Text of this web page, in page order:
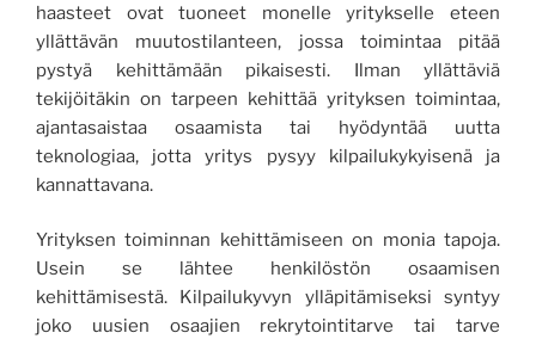
haasteet ovat tuoneet monelle yritykselle eteen
yllättävän muutostilanteen, jossa toimintaa pitää
pystyä kehittämään pikaisesti. Ilman yllättäviä
tekijöitäkin on tarpeen kehittää yrityksen toimintaa,
ajantasaistaa osaamista tai hyödyntää uutta
teknologiaa, jotta yritys pysyy kilpailukykyisenä ja
kannattavana.
Yrityksen toiminnan kehittämiseen on monia tapoja.
Usein se lähtee henkilöstön osaamisen
kehittämisestä. Kilpailukyvyn ylläpitämiseksi syntyy
joko uusien osaajien rekrytointitarve tai tarve